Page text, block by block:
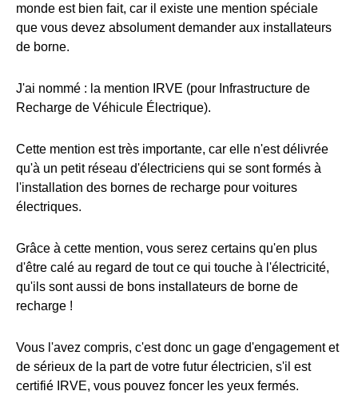
monde est bien fait, car il existe une mention spéciale
que vous devez absolument demander aux installateurs
de borne.
J'ai nommé : la mention IRVE (pour Infrastructure de
Recharge de Véhicule Électrique).
Cette mention est très importante, car elle n'est délivrée
qu'à un petit réseau d'électriciens qui se sont formés à
l'installation des bornes de recharge pour voitures
électriques.
Grâce à cette mention, vous serez certains qu'en plus
d'être calé au regard de tout ce qui touche à l'électricité,
qu'ils sont aussi de bons installateurs de borne de
recharge !
Vous l'avez compris, c'est donc un gage d'engagement et
de sérieux de la part de votre futur électricien, s'il est
certifié IRVE, vous pouvez foncer les yeux fermés.